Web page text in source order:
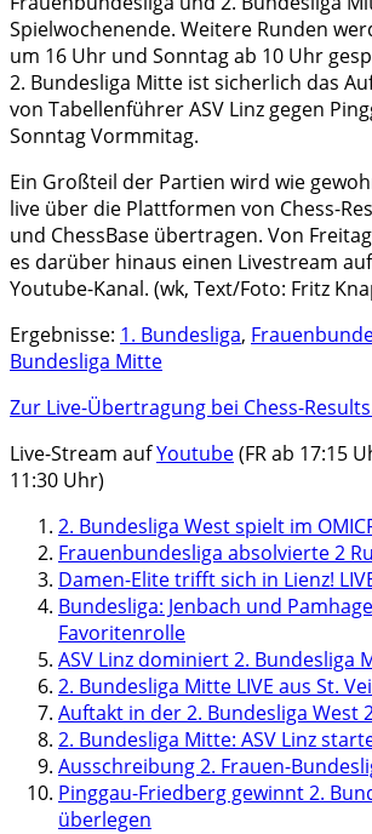
Spielwochenende. Weitere Runden
um 16 Uhr und Sonntag ab 10 Uhr
2. Bundesliga Mitte ist sicherlich das
von Tabellenführer ASV Linz gegen
Sonntag Vormmitag.
Ein Großteil der Partien wird wie
live über die Plattformen von Chess-
und ChessBase übertragen. Von
es darüber hinaus einen Livestream
Youtube-Kanal. (wk, Text/Foto: Fritz
Ergebnisse: 1. Bundesliga,
Bundesliga Mitte
Zur Live-Übertragung bei Chess-
Live-Stream aufYoutube(FR ab 17:15
11:30 Uhr)
2. Bundesliga West spielt im
Frauenbundesliga absolvierte 2
Damen-Elite trifft sich in Lienz!
Bundesliga: Jenbach und
Favoritenrolle
ASV Linz dominiert 2. Bundesliga
2. Bundesliga Mitte LIVE aus St.
Auftakt in der 2. Bundesliga West
2. Bundesliga Mitte: ASV Linz
Ausschreibung 2. Frauen-
Pinggau-Friedberg gewinnt 2.
überlegen